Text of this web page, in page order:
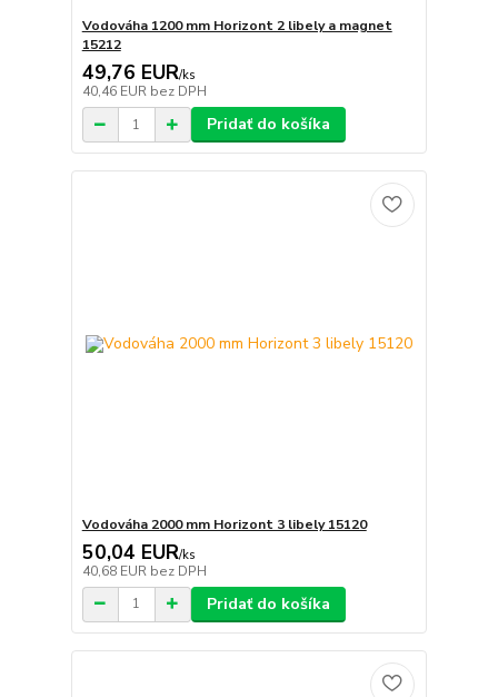
Vodováha 1200 mm Horizont 2 libely a magnet
15212
49,76 EUR/ks
40,46 EUR bez DPH
Pridať do košíka
Vodováha 2000 mm Horizont 3 libely 15120
50,04 EUR/ks
40,68 EUR bez DPH
Pridať do košíka